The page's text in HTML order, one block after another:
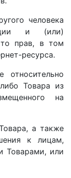
человека
и (или)
прав, в том
ресурса.
относительно
Товара из
на
а также
к лицам,
Товарами, или